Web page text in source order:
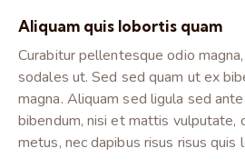
Aliquam quis lobortis quam
Curabitur pellentesque odio
sodales ut. Sed sed quam ut ex
magna. Aliquam sed ligula sed
bibendum, nisi et mattis vulputate,
metus, nec dapibus risus risus quis